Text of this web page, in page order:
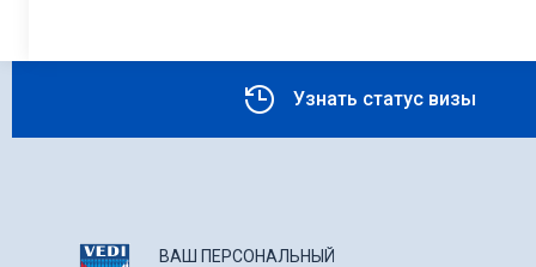
Узнать статус визы
ВАШ ПЕРСОНАЛЬНЫЙ